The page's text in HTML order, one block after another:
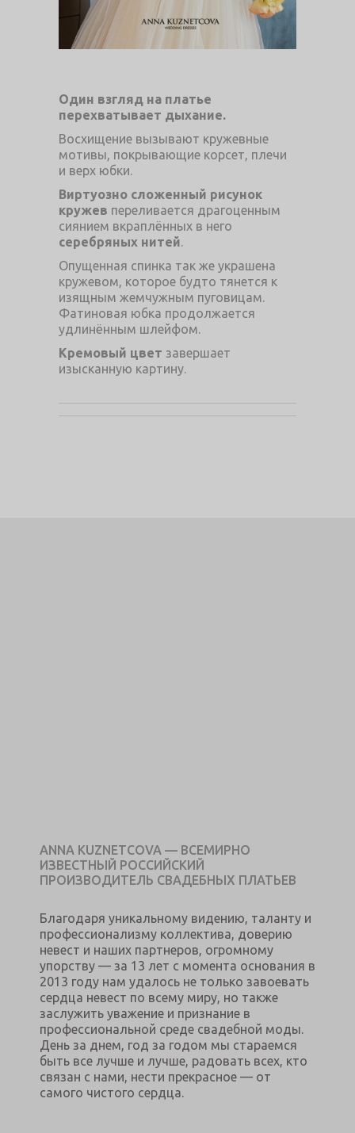
Один взгляд на платье
перехватывает дыхание.
Восхищение вызывают кружевные
мотивы, покрывающие корсет, плечи
и верх юбки.
Виртуозно сложенный рисунок
кружев переливается драгоценным
сиянием вкраплённых в него
серебряных нитей.
Опущенная спинка так же украшена
кружевом, которое будто тянется к
изящным жемчужным пуговицам.
Фатиновая юбка продолжается
удлинённым шлейфом.
Кремовый цвет завершает
изысканную картину.
ANNA KUZNETCOVA — ВСЕМИРНО
ИЗВЕСТНЫЙ РОССИЙСКИЙ
ПРОИЗВОДИТЕЛЬ СВАДЕБНЫХ ПЛАТЬЕВ
Благодаря уникальному видению, таланту и
профессионализму коллектива, доверию
невест и наших партнеров, огромному
упорству — за 13 лет с момента основания в
2013 году нам удалось не только завоевать
сердца невест по всему миру, но также
заслужить уважение и признание в
профессиональной среде свадебной моды.
День за днем, год за годом мы стараемся
быть все лучше и лучше, радовать всех, кто
связан с нами, нести прекрасное — от
самого чистого сердца.